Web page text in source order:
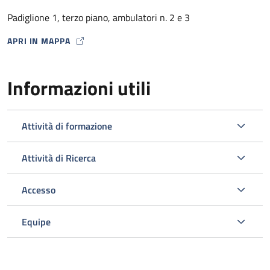
presso lo stesso Ambulatorio HIV) .
L’ambulatorio si occupa inoltre dello screening e della gestione
delle comorbosità correlate all’infezione da HIV programmando
gli esami ematici o strumentali e le visite specialistiche
opportuni nell’ambito del Policlinico.
Padiglione 1, terzo piano, ambulatori n. 2 e 3
APRI IN MAPPA
MAP ICON
Informazioni utili
Attività di formazione
Attività di Ricerca
Accesso
Equipe